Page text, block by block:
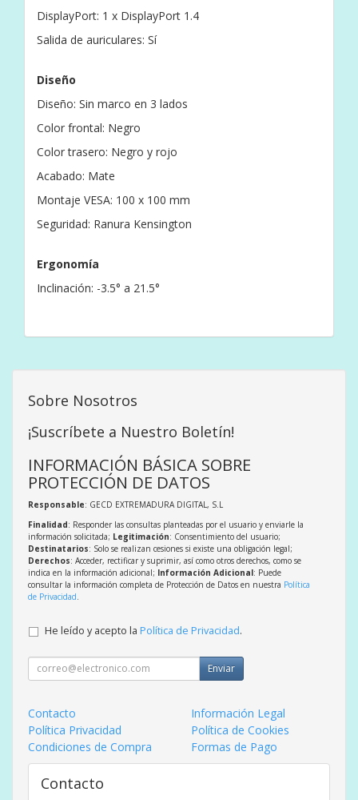
DisplayPort: 1 x DisplayPort 1.4
Salida de auriculares: Sí
Diseño
Diseño: Sin marco en 3 lados
Color frontal: Negro
Color trasero: Negro y rojo
Acabado: Mate
Montaje VESA: 100 x 100 mm
Seguridad: Ranura Kensington
Ergonomía
Inclinación: -3.5° a 21.5°
Sobre Nosotros
¡Suscríbete a Nuestro Boletín!
INFORMACIÓN BÁSICA SOBRE
PROTECCIÓN DE DATOS
Responsable: GECD EXTREMADURA DIGITAL, S.L
Finalidad: Responder las consultas planteadas por el usuario y enviarle la
información solicitada; Legitimación: Consentimiento del usuario;
Destinatarios: Solo se realizan cesiones si existe una obligación legal;
Derechos: Acceder, rectificar y suprimir, así como otros derechos, como se
indica en la información adicional; Información Adicional: Puede
consultar la información completa de Protección de Datos en nuestra Política
de Privacidad
He leído y acepto la Política de Privacidad.
Enviar
Contacto
Información Legal
Política Privacidad
Política de Cookies
Condiciones de Compra
Formas de Pago
Contacto